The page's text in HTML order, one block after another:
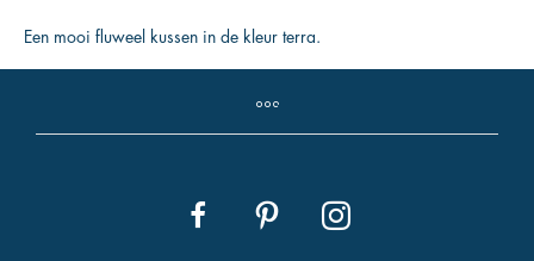
Een mooi fluweel kussen in de kleur terra.